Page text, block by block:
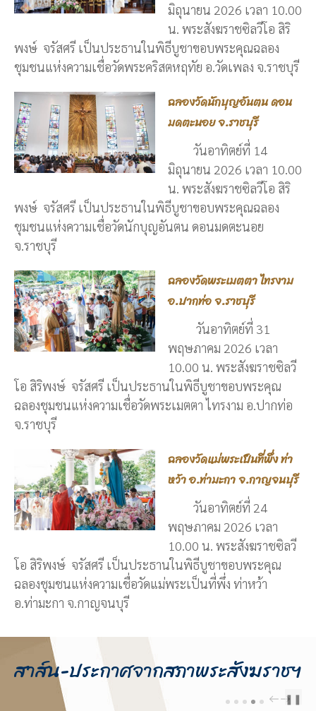
มิถุนายน 2026 เวลา 10.00
น. พระสังฆราชซิลวีโอ สิริ
พงษ์ จรัสศรี เป็นประธานในพิธีบูชาขอบพระคุณฉลอง
ชุมชนแห่งความเชื่อวัดพระคริสตหฤทัย อ.วัดเพลง จ.ราชบุรี
ฉลองวัดนักบุญอันตน ดอน
มดตะนอย จ.ราชบุรี
วันอาทิตย์ที่ 14
มิถุนายน 2026 เวลา 10.00
น. พระสังฆราชซิลวีโอ สิริ
พงษ์ จรัสศรี เป็นประธานในพิธีบูชาขอบพระคุณฉลอง
ชุมชนแห่งความเชื่อวัดนักบุญอันตน ดอนมดตะนอย
จ.ราชบุรี
ฉลองวัดพระเมตตา ไทรงาม
อ.ปากท่อ จ.ราชบุรี
วันอาทิตย์ที่ 31
พฤษภาคม 2026 เวลา
10.00 น. พระสังฆราชซิลวี
โอ สิริพงษ์ จรัสศรี เป็นประธานในพิธีบูชาขอบพระคุณ
ฉลองชุมชนแห่งความเชื่อวัดพระเมตตา ไทรงาม อ.ปากท่อ
จ.ราชบุรี
ฉลองวัดแม่พระเป็นที่พึ่ง ท่า
หว้า อ.ท่ามะกา จ.กาญจนบุรี
วันอาทิตย์ที่ 24
พฤษภาคม 2026 เวลา
10.00 น. พระสังฆราชซิลวี
โอ สิริพงษ์ จรัสศรี เป็นประธานในพิธีบูชาขอบพระคุณ
ฉลองชุมชนแห่งความเชื่อวัดแม่พระเป็นที่พึ่ง ท่าหว้า
อ.ท่ามะกา จ.กาญจนบุรี
สาส์น-ประกาศจากสภาพระสังฆราชฯ
PREVNEXT
❚❚